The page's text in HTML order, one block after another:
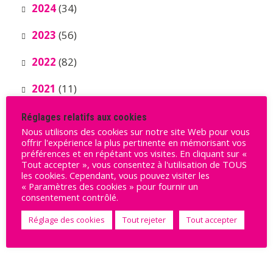
2024(34)
2023 (56)
2022 (82)
2021 (11)
Ils nous soutiennent
Réglages relatifs aux cookies
Nous utilisons des cookies sur notre site Web pour vous
offrir l'expérience la plus pertinente en mémorisant vos
préférences et en répétant vos visites. En cliquant sur «
Tout accepter », vous consentez à l'utilisation de TOUS
les cookies. Cependant, vous pouvez visiter les
« Paramètres des cookies » pour fournir un
consentement contrôlé.
Réglage des cookies Tout rejeter Tout accepter